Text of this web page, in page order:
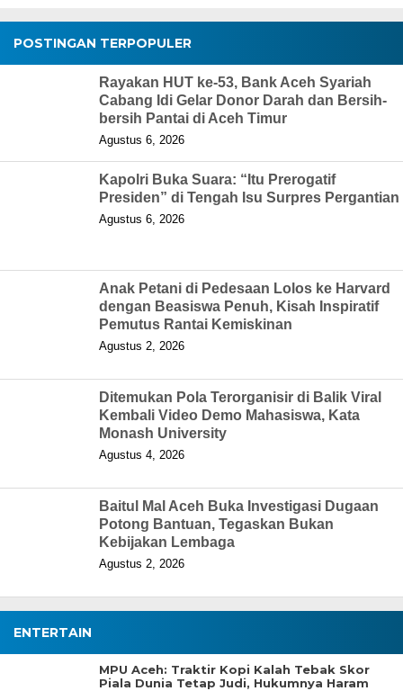
POSTINGAN TERPOPULER
Rayakan HUT ke-53, Bank Aceh Syariah
Cabang Idi Gelar Donor Darah dan Bersih-
bersih Pantai di Aceh Timur
Agustus 6, 2026
Kapolri Buka Suara: “Itu Prerogatif
Presiden” di Tengah Isu Surpres Pergantian
Agustus 6, 2026
Anak Petani di Pedesaan Lolos ke Harvard
dengan Beasiswa Penuh, Kisah Inspiratif
Pemutus Rantai Kemiskinan
Agustus 2, 2026
Ditemukan Pola Terorganisir di Balik Viral
Kembali Video Demo Mahasiswa, Kata
Monash University
Agustus 4, 2026
Baitul Mal Aceh Buka Investigasi Dugaan
Potong Bantuan, Tegaskan Bukan
Kebijakan Lembaga
Agustus 2, 2026
ENTERTAIN
MPU Aceh: Traktir Kopi Kalah Tebak Skor
Piala Dunia Tetap Judi, Hukumnya Haram